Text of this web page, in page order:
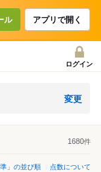
ル アプリで開く
ログイン
変更
1680件
準」の並び順 点数について